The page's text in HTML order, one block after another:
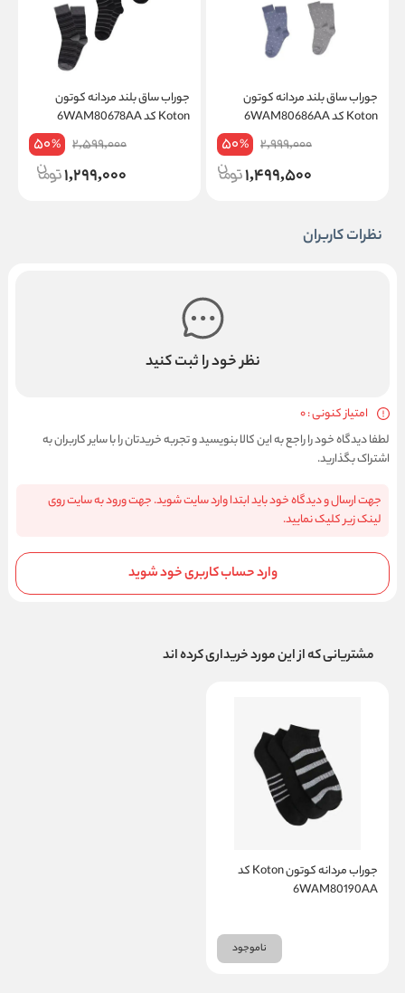
جوراب ساق بلند مردانه کوتون
Koton کد 6WAM80686AA
2,999,000
50%
1,499,500
جوراب ساق بلند مردانه کوتون
Koton کد 6WAM80678AA
2,599,000
50%
1,299,000
نظرات کاربران
نظر خود را ثبت کنید
امتیاز کنونی : 0
لطفا دیدگاه خود را راجع به این کالا بنویسید و تجربه خریدتان را با سایر کاربران به
اشتراک بگذارید.
جهت ارسال و دیدگاه خود باید ابتدا وارد سایت شوید. جهت ورود به سایت روی
لینک زیر کلیک نمایید.
وارد حساب کاربری خود شوید
مشتریانی که از این مورد خریداری کرده اند
جوراب مردانه کوتون Koton کد
6WAM80190AA
ناموجود